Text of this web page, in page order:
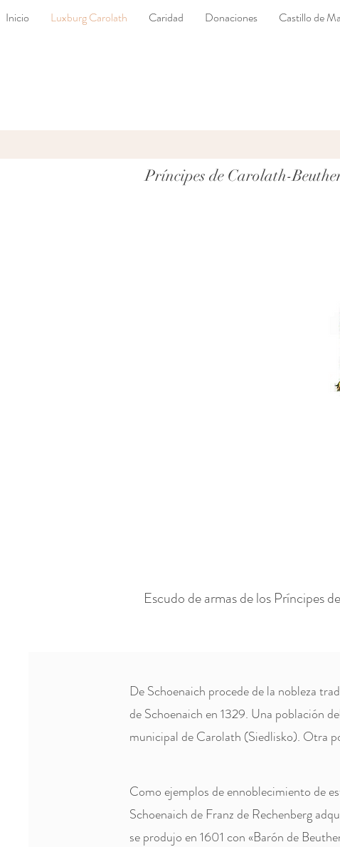
Inicio Luxburg Carolath Caridad Donaciones Castillo de
Príncipes de Carolath-
Escudo de armas de los
De Schoenaich procede de la nobleza
de Schoenaich en 1329. Una población
municipal de Carolath (Siedlisko). Otra
Como ejemplos de ennoblecimiento de
Schoenaich de Franz de Rechenberg
se produjo en 1601 con «Barón de